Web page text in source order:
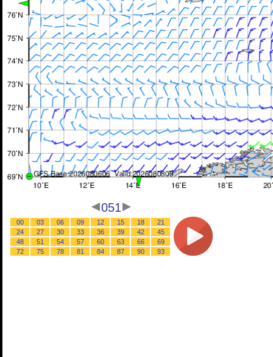
051
00 03 06 09 12 15 18
21
24
27 30 33 36 39 42
45
48
51 54 57 60 63 66
69
72
75 78 81 84 87 90 93